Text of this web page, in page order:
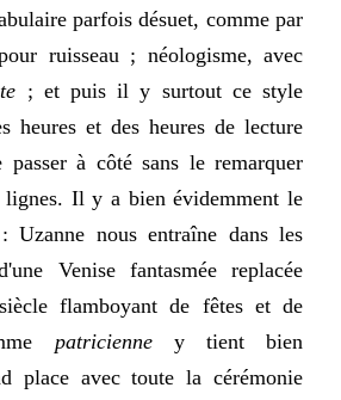
parfois désuet, comme par
ruisseau ; néologisme, avec
; et puis il y surtout ce style
heures et des heures de lecture
passer à côté sans le remarquer
lignes. Il y a bien évidemment le
nous entraîne dans les
Venise fantasmée replacée
flamboyant de fêtes et de
patricienney tient bien
place avec toute la cérémonie